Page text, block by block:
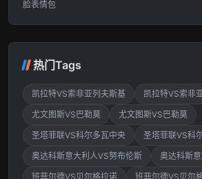
脸表情包
热门Tags
凯拉特VS索非亚列夫斯基
凯拉特VS索非
尤文图斯VS巴勒莫
尤文图斯VS巴勒莫
圣塔菲联VS科尔多瓦中央
圣塔菲联VS科
奥达科斯意大利人VS努布伦斯
奥达科斯
班菲尔德VS贝尔格拉诺
班菲尔德VS贝尔